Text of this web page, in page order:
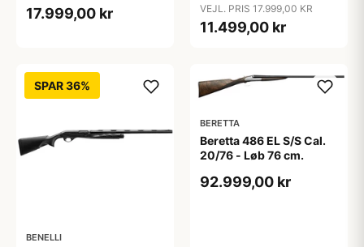
17.999,00 kr VEJL. PRIS 17.999,00 KR
11.499,00 kr
SPAR 36%
BENELLI
BERETTA
Beretta 486 EL S/S Cal.
20/76 - Løb 76 cm.
92.999,00 kr